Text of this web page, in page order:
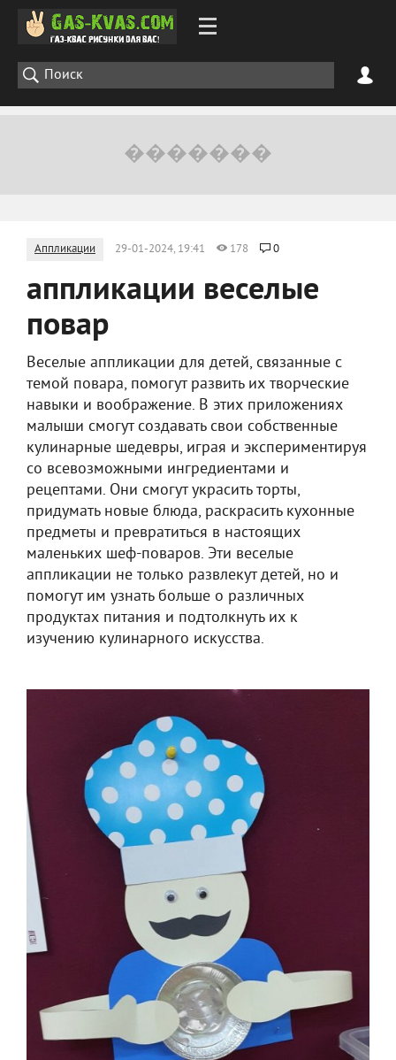
Аппликации 29-01-2024, 19:41 178 0
аппликации веселые
повар
Веселые аппликации для детей, связанные с
темой повара, помогут развить их творческие
навыки и воображение. В этих приложениях
малыши смогут создавать свои собственные
кулинарные шедевры, играя и экспериментируя
со всевозможными ингредиентами и
рецептами. Они смогут украсить торты,
придумать новые блюда, раскрасить кухонные
предметы и превратиться в настоящих
маленьких шеф-поваров. Эти веселые
аппликации не только развлекут детей, но и
помогут им узнать больше о различных
продуктах питания и подтолкнуть их к
изучению кулинарного искусства.